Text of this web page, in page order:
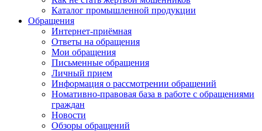
Каталог промышленной продукции
Обращения
Интернет-приёмная
Ответы на обращения
Мои обращения
Письменные обращения
Личный прием
Информация о рассмотрении обращений
Номативно-правовая база в работе с обращениями
граждан
Новости
Обзоры обращений